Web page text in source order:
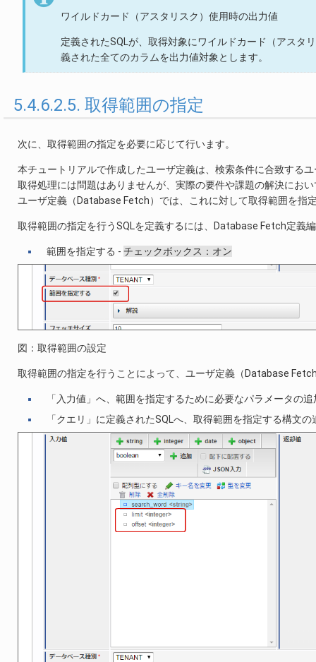
ワイルドカード（アスタリスク）使用時の出力値
定義されたSQLが、取得対象にワイルドカード（アスタ
義された全てのカラムを出力値対象とします。
5.4.6.2.5. 取得範囲の指定
次に、取得範囲の指定を必要に応じて行います。
本チュートリアルで作成したユーザ定義は、検索条件に合致する
取得処理には問題はありませんが、実際の要件や課題の解決にお
ユーザ定義（Database Fetch）では、これに対して取得範囲を指
取得範囲の指定を行うSQLを定義するには、Database Fetch定義
範囲を指定する - チェックボックス：オン
図：取得範囲の設定
取得範囲の指定を行うことによって、ユーザ定義（Database
「入力値」へ、範囲を指定するために必要なパラメータの追
「クエリ」に定義されたSQLへ、取得範囲を指定する構文の